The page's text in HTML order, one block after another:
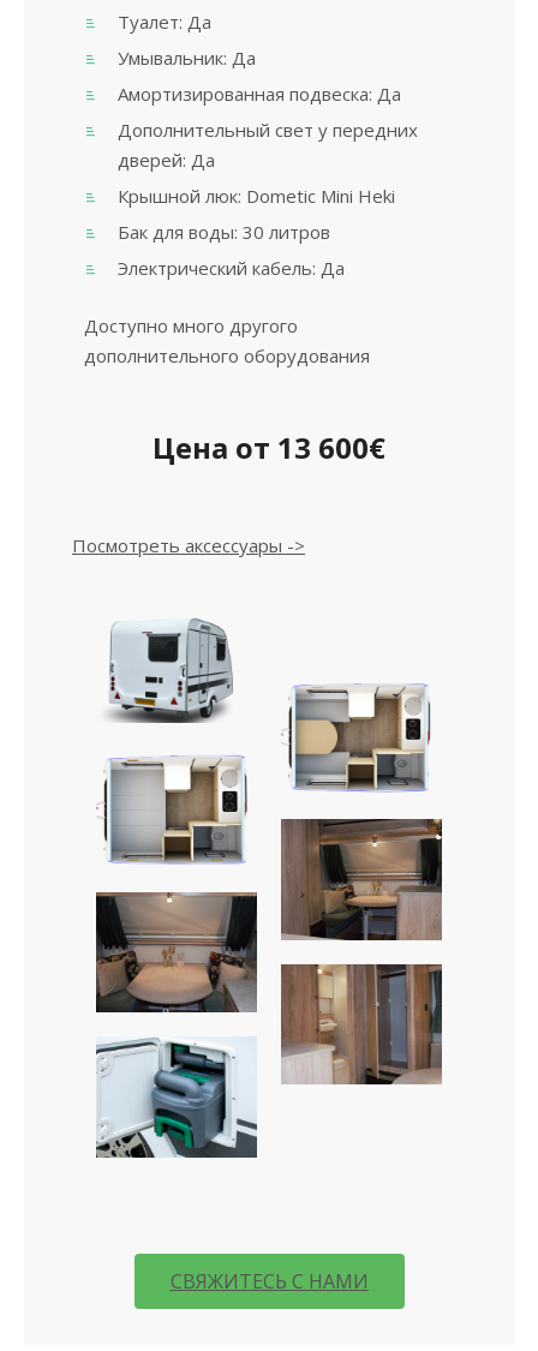
Туалет: Да
Умывальник: Да
Амортизированная подвеска: Да
Дополнительный свет у передних
дверей: Да
Крышной люк: Dometic Mini Heki
Бак для воды: 30 литров
Электрический кабель: Да
Доступно много другого
дополнительного оборудования
Цена от 13 600€
Посмотреть аксессуары ->
СВЯЖИТЕСЬ С НАМИ